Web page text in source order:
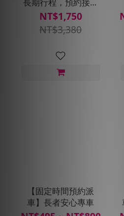
20趟，贈400搭車金
(搭車金面額40*10張,
使用期限30天)
NT$1,750
NT$3,380
【固定時間預約派
車】長者安心專車